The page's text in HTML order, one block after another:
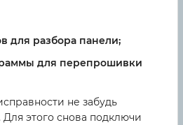
для разбора панели;
для перепрошивки
не забудь
этого снова подключи